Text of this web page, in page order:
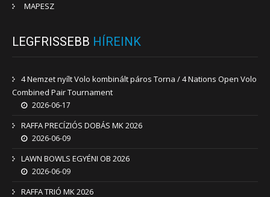
MAPESZ
LEGFRISSEBB HÍREINK
4 Nemzet nyílt Volo kombinált páros Torna / 4 Nations Open Volo
Combined Pair Tournament
2026-06-17
RAFFA PRECÍZIÓS DOBÁS MK 2026
2026-06-09
LAWN BOWLS EGYÉNI OB 2026
2026-06-09
RAFFA TRIÓ MK 2026